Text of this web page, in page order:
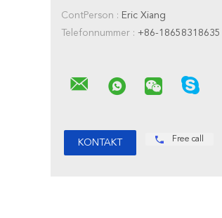
ContPerson : Eric Xiang
Telefonnummer : +86-18658318635
Free call